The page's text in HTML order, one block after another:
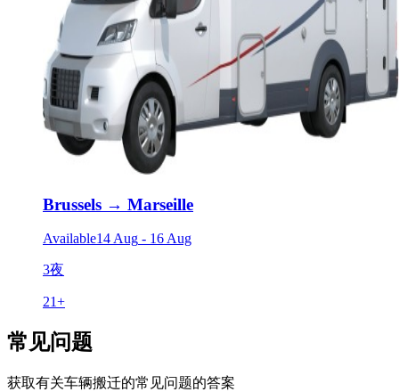
Brussels → Marseille
Available14 Aug - 16 Aug
3夜
21+
常见问题
获取有关车辆搬迁的常见问题的答案